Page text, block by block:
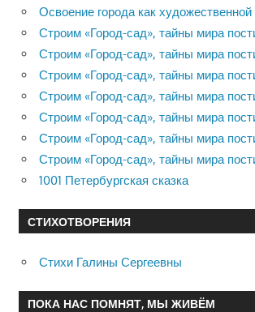
Освоение города как
Строим «Город-сад», тайны мира
Строим «Город-сад», тайны мира
Строим «Город-сад», тайны мира
Строим «Город-сад», тайны мира
Строим «Город-сад», тайны мира
Строим «Город-сад», тайны мира
Строим «Город-сад», тайны мира
1001 Петербургская сказка
СТИХОТВОРЕНИЯ
Стихи Галины Сергеевны
ПОКА НАС ПОМНЯТ, МЫ ЖИВЁМ